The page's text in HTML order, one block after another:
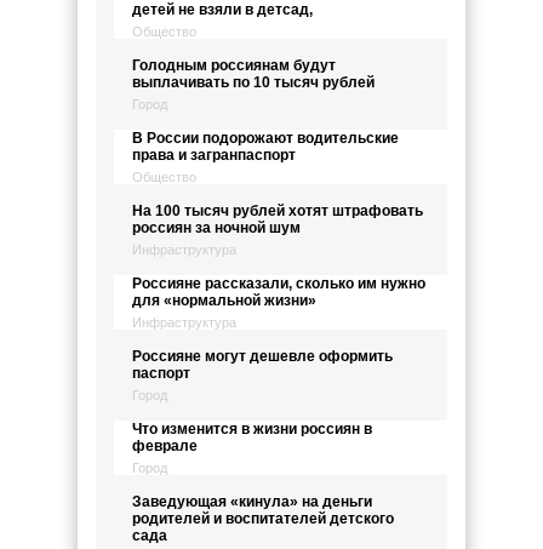
детей не взяли в детсад,
Общество
Голодным россиянам будут
выплачивать по 10 тысяч рублей
Город
В России подорожают водительские
права и загранпаспорт
Общество
На 100 тысяч рублей хотят штрафовать
россиян за ночной шум
Инфраструктура
Россияне рассказали, сколько им нужно
для «нормальной жизни»
Инфраструктура
Россияне могут дешевле оформить
паспорт
Город
Что изменится в жизни россиян в
феврале
Город
Заведующая «кинула» на деньги
родителей и воспитателей детского
сада